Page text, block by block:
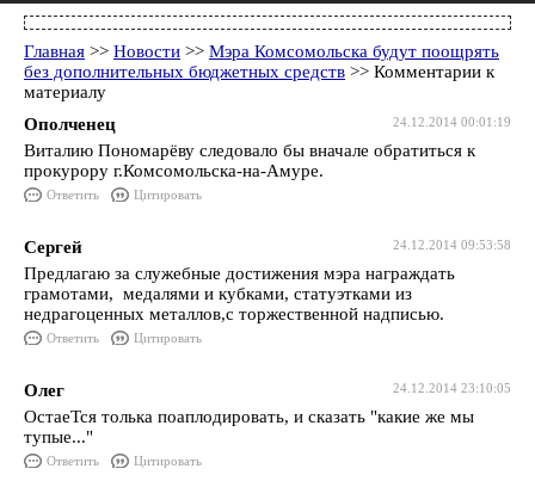
Главная >> Новости >> Мэра Комсомольска будут поощрять
без дополнительных бюджетных средств >> Комментарии к
материалу
24.12.2014 00:01:19
Ополченец
Виталию Пономарёву следовало бы вначале обратиться к
прокурору г.Комсомольска-на-Амуре.
Ответить Цитировать
24.12.2014 09:53:58
Сергей
Предлагаю за служебные достижения мэра награждать
грамотами, медалями и кубками, статуэтками из
недрагоценных металлов,с торжественной надписью.
Ответить Цитировать
24.12.2014 23:10:05
Олег
ОстаеТся толька поаплодировать, и сказать "какие же мы
тупые..."
Ответить Цитировать